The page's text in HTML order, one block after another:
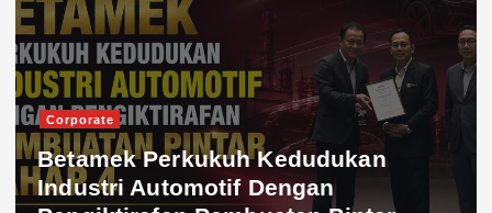
Corporate
Betamek Perkukuh Kedudukan
Industri Automotif Dengan